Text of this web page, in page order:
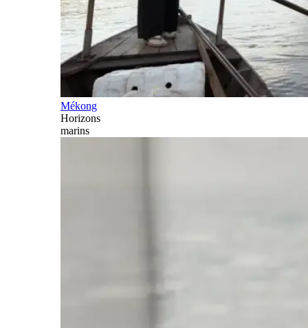
Mékong
Horizons
marins